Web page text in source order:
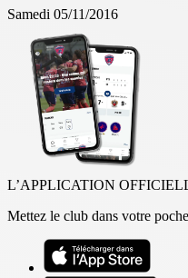
Samedi 05/11/2016
L’APPLICATION
Mettez le club dans votre